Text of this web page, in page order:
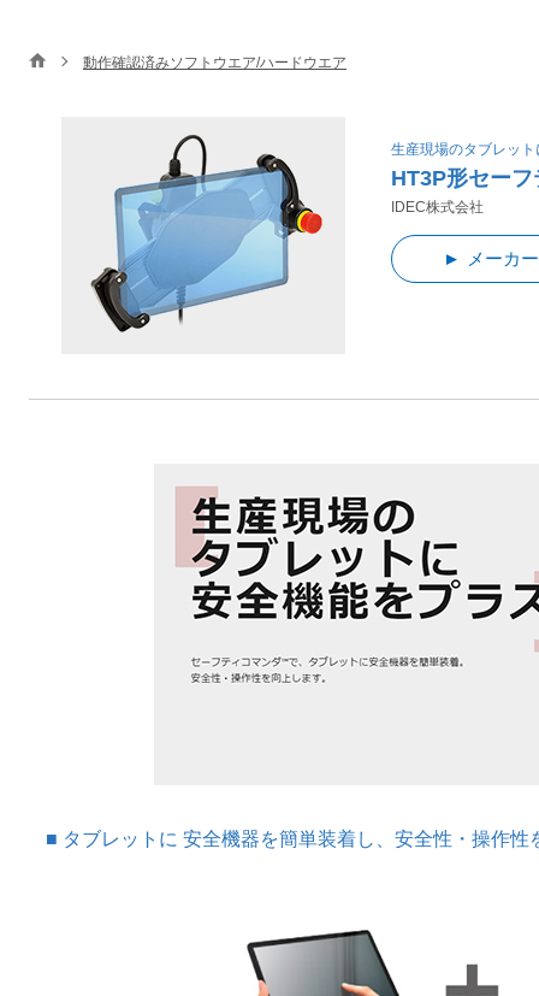
動作確認済みソフトウエア/ハードウエア
生産現場のタブレッ
HT3P形セー
IDEC株式会社
メーカ
タブレットに 安全機器を簡単装着し、安全性・操作性